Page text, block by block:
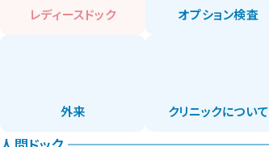
レディースドック オプション検査
外来 クリニックについて